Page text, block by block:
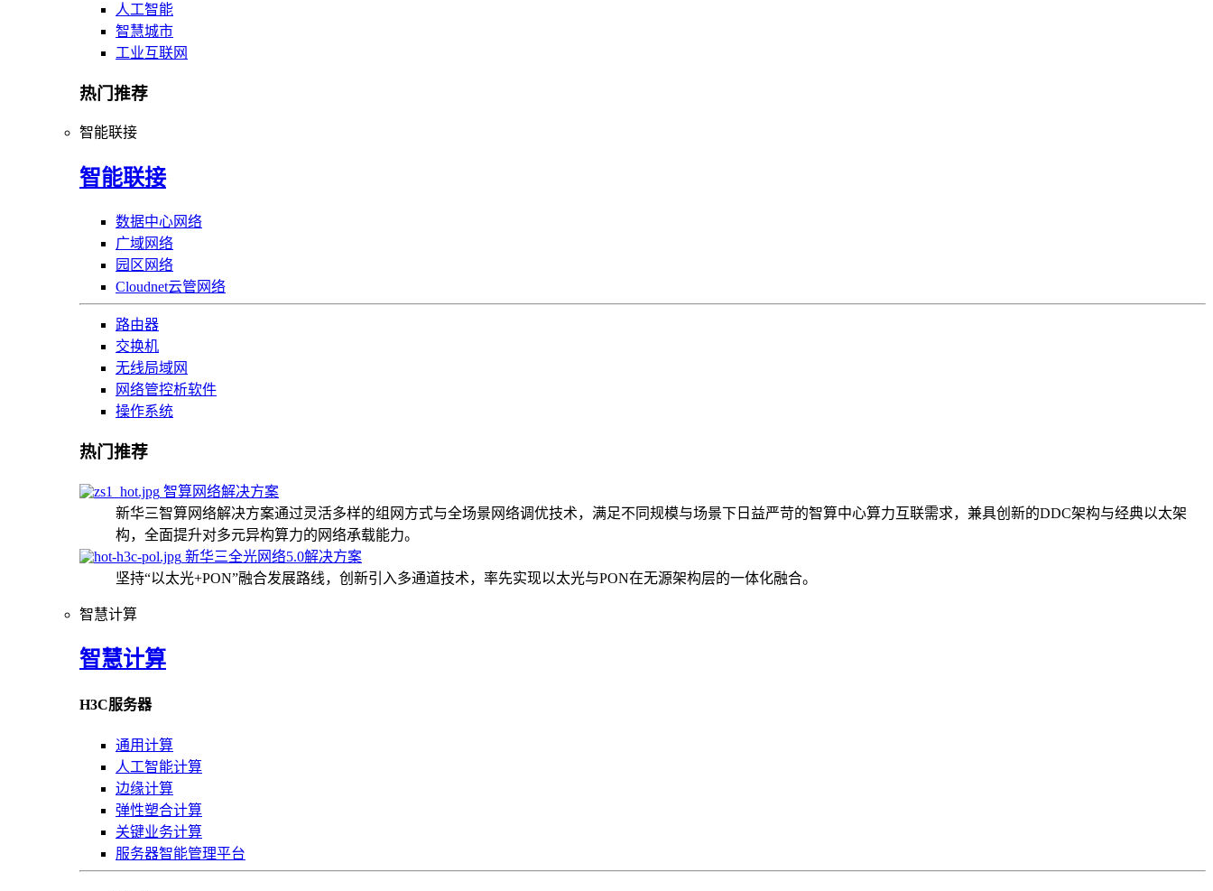
人工智能
智慧城市
工业互联网
热门推荐
智能联接
智能联接
数据中心网络
广域网络
园区网络
Cloudnet云管网络
路由器
交换机
无线局域网
网络管控析软件
操作系统
热门推荐
智算网络解决方案
新华三智算网络解决方案通过灵活多样的组网方式与全场景网络调优技术，满足不同规模与场景下日益严苛的智算中心算力互联需求，兼具创新的DDC架构与经典以太架
构，全面提升对多元异构算力的网络承载能力。
新华三全光网络5.0解决方案
坚持“以太光+PON”融合发展路线，创新引入多通道技术，率先实现以太光与PON在无源架构层的一体化融合。
智慧计算
智慧计算
H3C服务器
通用计算
人工智能计算
边缘计算
弹性塑合计算
关键业务计算
服务器智能管理平台